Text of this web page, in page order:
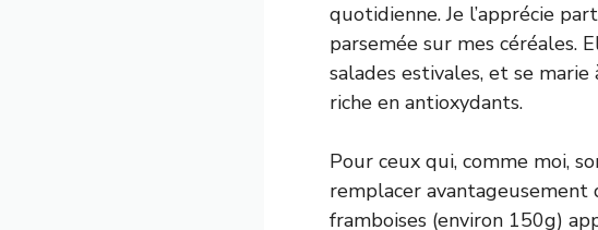
quotidienne. Je l’apprécie
parsemée sur mes céréales.
salades estivales, et se
riche en antioxydants.
Pour ceux qui, comme moi,
remplacer avantageusement
framboises (environ 150g)